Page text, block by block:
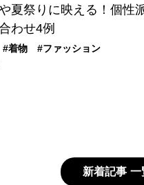
夏祭りに映える！個性
わせ4例
#着物
#ファッション
新着記事 一